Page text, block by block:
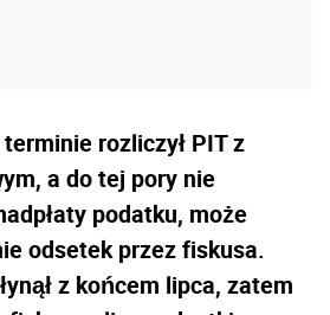
rozliczył PIT z
a do tej pory nie
podatku, może
odsetek przez fiskusa.
z końcem lipca, zatem